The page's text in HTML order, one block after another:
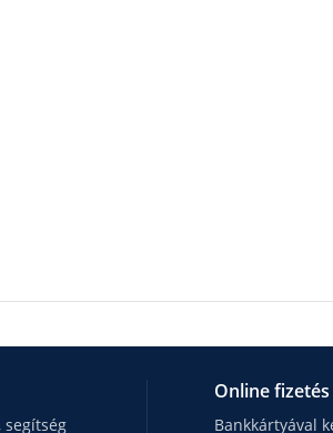
Online fizetés
Bankkártyával